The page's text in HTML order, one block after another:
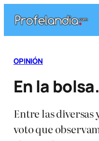
contenido
OPINIÓN
En la bolsa.
Entre las
voto que